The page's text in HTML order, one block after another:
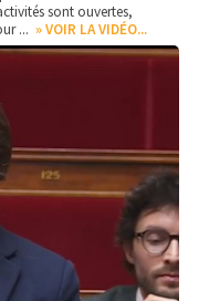
sont ouvertes,
... » VOIR LA VIDÉO...